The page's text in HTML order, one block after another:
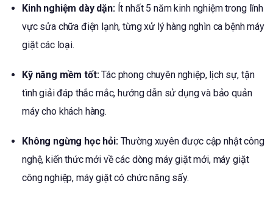
Kinh nghiệm dày dặn:Ít nhất 5 năm kinh nghiệm trong lĩnh
vực sửa chữa điện lạnh, từng xử lý hàng nghìn ca bệnh máy
giặt các loại.
Kỹ năng mềm tốt:Tác phong chuyên nghiệp, lịch sự, tận
tình giải đáp thắc mắc, hướng dẫn sử dụng và bảo quản
máy cho khách hàng.
Không ngừng học hỏi:Thường xuyên được cập nhật công
nghệ, kiến thức mới về các dòng máy giặt mới, máy giặt
công nghiệp, máy giặt có chức năng sấy.